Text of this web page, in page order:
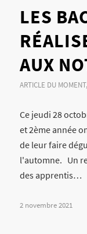
LES
AUX
ARTICLE DU MOMENT,
Ce jeudi 28
et 2ème année
de leur faire
l'automne. Un
des apprentis…
2 novembre 2021